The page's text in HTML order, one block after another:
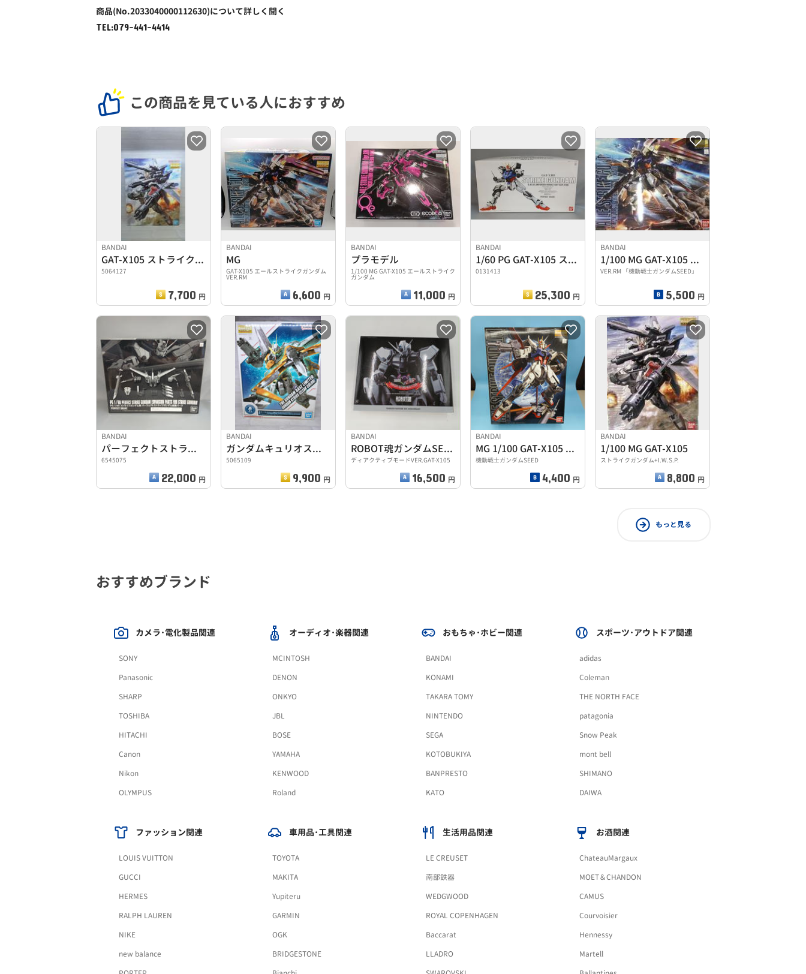
商品(No.2033040000112630)について詳しく聞く
TEL:079-441-4414
この商品を見ている人におすすめ
BANDAI
GAT-X105 ストライクガンダム+I.W.S.P
5064127
7,700 円
BANDAI
MG
GAT-X105 エールストライクガンダム
VER.RM
6,600 円
BANDAI
プラモデル
1/100 MG GAT-X105 エールストライク
ガンダム
11,000 円
BANDAI
1/60 PG GAT-X105 ストライクガンダム
0131413
25,300 円
BANDAI
1/100 MG GAT-X105 エールストライクガンダム
VER.RM 「機動戦士ガンダムSEED」
5,500 円
BANDAI
パーフェクトストライクガンダム拡張パーツ
6545075
22,000 円
BANDAI
ガンダムキュリオス ガンダムベース限定 MG1/100
5065109
9,900 円
BANDAI
ROBOT魂ガンダムSEEDストライクガンダム
ディアクティブモードVER.GAT-X105
16,500 円
BANDAI
MG 1/100 GAT-X105 エールストライクガンダム
機動戦士ガンダムSEED
4,400 円
BANDAI
1/100 MG GAT-X105
ストライクガンダム+I.W.S.P.
8,800 円
もっと見る
おすすめブランド
カメラ･電化製品関連
SONY
Panasonic
SHARP
TOSHIBA
HITACHI
Canon
Nikon
OLYMPUS
オーディオ･楽器関連
MCINTOSH
DENON
ONKYO
JBL
BOSE
YAMAHA
KENWOOD
Roland
おもちゃ･ホビー関連
BANDAI
KONAMI
TAKARA TOMY
NINTENDO
SEGA
KOTOBUKIYA
BANPRESTO
KATO
スポーツ･アウトドア関連
adidas
Coleman
THE NORTH FACE
patagonia
Snow Peak
mont bell
SHIMANO
DAIWA
ファッション関連
LOUIS VUITTON
GUCCI
HERMES
RALPH LAUREN
NIKE
new balance
車用品･工具関連
TOYOTA
MAKITA
Yupiteru
GARMIN
OGK
BRIDGESTONE
生活用品関連
LE CREUSET
南部鉄器
WEDGWOOD
ROYAL COPENHAGEN
Baccarat
LLADRO
お酒関連
ChateauMargaux
MOET＆CHANDON
CAMUS
Courvoisier
Hennessy
Martell